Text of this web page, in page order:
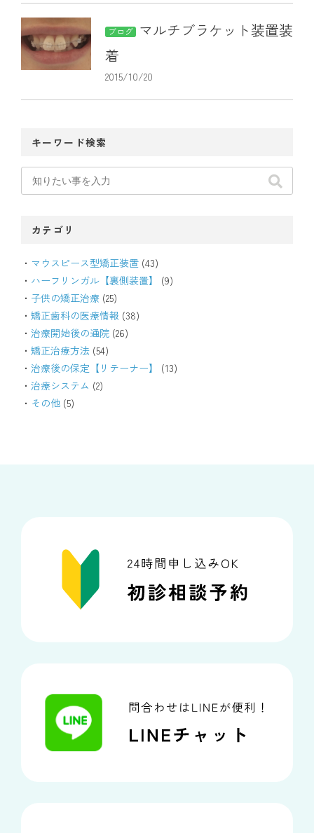
ブログ マルチブラケット装置装
着
2015/10/20
キーワード検索
カテゴリ
マウスピース型矯正装置 (43)
ハーフリンガル【裏側装置】
(9)
子供の矯正治療 (25)
矯正歯科の医療情報 (38)
治療開始後の通院 (26)
矯正治療方法 (54)
治療後の保定【リテーナー】
(13)
治療システム (2)
その他 (5)